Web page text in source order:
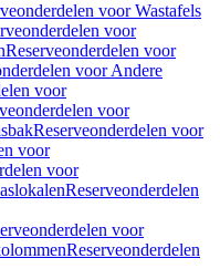
voor Wastafels
voor
Reserveonderdelen voor
voor Andere
voor
voor
Reserveonderdelen voor
voor
voor
Reserveonderdelen
voor
Reserveonderdelen